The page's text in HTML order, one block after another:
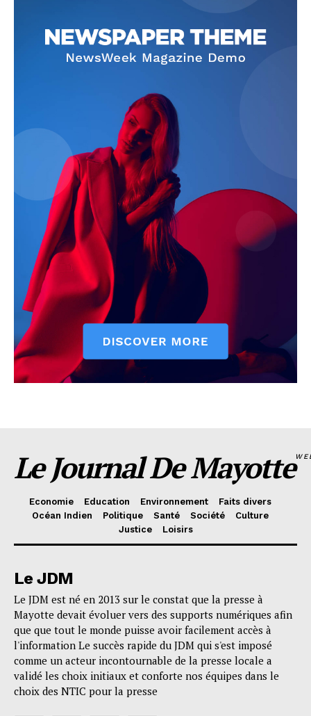
Le Journal De Mayotte
Economie Education Environnement
Faits divers
Océan Indien
Politique Santé Société
Culture
Justice
Loisirs
Le JDM
Le JDM est né en 2013 sur le constat que la presse à
Mayotte devait évoluer vers des supports numériques afin
que que tout le monde puisse avoir facilement accès à
l'information Le succès rapide du JDM qui s'est imposé
comme un acteur incontournable de la presse locale a
validé les choix initiaux et conforte nos équipes dans le
choix des NTIC pour la presse